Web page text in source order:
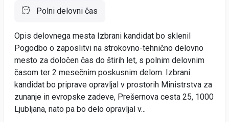
Polni delovni čas
Opis delovnega mesta Izbrani kandidat bo sklenil
Pogodbo o zaposlitvi na strokovno-tehnično delovno
mesto za določen čas do štirih let, s polnim delovnim
časom ter 2 mesečnim poskusnim delom. Izbrani
kandidat bo priprave opravljal v prostorih Ministrstva za
zunanje in evropske zadeve, Prešernova cesta 25, 1000
Ljubljana, nato pa bo delo opravljal v...